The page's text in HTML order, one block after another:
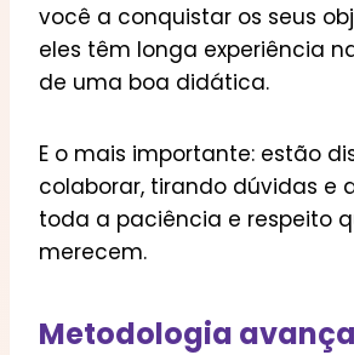
você a conquistar os seus
eles têm longa experiência
de uma boa didática.
E o mais importante: estão
colaborar, tirando dúvidas e
toda a paciência e respeito
merecem.
Metodologia